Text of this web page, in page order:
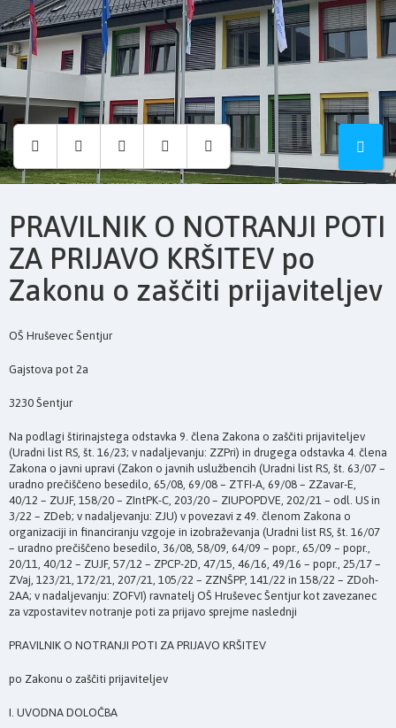
Osnovna
šola
Hruševec
PRAVILNIK O NOTRANJI POTI
ZA PRIJAVO KRŠITEV po
Zakonu o zaščiti prijaviteljev
OŠ Hruševec Šentjur
Gajstova pot 2a
3230 Šentjur
Na podlagi štirinajstega odstavka 9. člena Zakona o zaščiti prijaviteljev
(Uradni list RS, št. 16/23; v nadaljevanju: ZZPri) in drugega odstavka 4. člena
Zakona o javni upravi (Zakon o javnih uslužbencih (Uradni list RS, št. 63/07 –
uradno prečiščeno besedilo, 65/08, 69/08 – ZTFI-A, 69/08 – ZZavar-E,
40/12 – ZUJF, 158/20 – ZIntPK-C, 203/20 – ZIUPOPDVE, 202/21 – odl. US in
3/22 – ZDeb; v nadaljevanju: ZJU) v povezavi z 49. členom Zakona o
organizaciji in financiranju vzgoje in izobraževanja (Uradni list RS, št. 16/07
– uradno prečiščeno besedilo, 36/08, 58/09, 64/09 – popr., 65/09 – popr.,
20/11, 40/12 – ZUJF, 57/12 – ZPCP-2D, 47/15, 46/16, 49/16 – popr., 25/17 –
ZVaj, 123/21, 172/21, 207/21, 105/22 – ZZNŠPP, 141/22 in 158/22 – ZDoh-
2AA; v nadaljevanju: ZOFVI) ravnatelj OŠ Hruševec Šentjur kot zavezanec
za vzpostavitev notranje poti za prijavo sprejme naslednji
PRAVILNIK O NOTRANJI POTI ZA PRIJAVO KRŠITEV
po Zakonu o zaščiti prijaviteljev
I. UVODNA DOLOČBA